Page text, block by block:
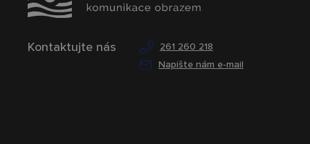
Kontaktujte nás
261 260 218
Napište nám e-mail